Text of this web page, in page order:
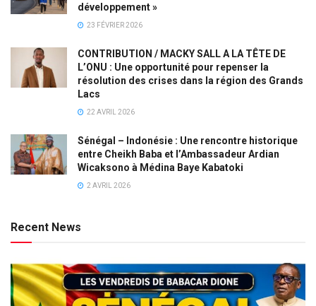
développement »
23 FÉVRIER 2026
CONTRIBUTION / MACKY SALL A LA TÊTE DE
L’ONU : Une opportunité pour repenser la
résolution des crises dans la région des Grands
Lacs
22 AVRIL 2026
Sénégal – Indonésie : Une rencontre historique
entre Cheikh Baba et l’Ambassadeur Ardian
Wicaksono à Médina Baye Kabatoki
2 AVRIL 2026
Recent News